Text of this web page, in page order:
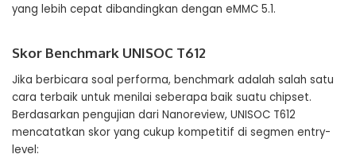
yang lebih cepat dibandingkan dengan eMMC 5.1.
Skor Benchmark UNISOC T612
Jika berbicara soal performa, benchmark adalah salah satu
cara terbaik untuk menilai seberapa baik suatu chipset.
Berdasarkan pengujian dari Nanoreview, UNISOC T612
mencatatkan skor yang cukup kompetitif di segmen entry-
level: